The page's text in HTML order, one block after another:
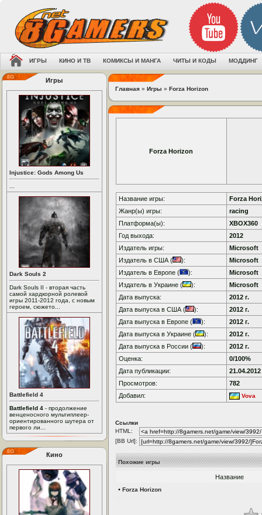
ИГРЫ КИНО И ТВ КОМИКСЫ И МАНГА ЧИТЫ И КОДЫ МОДДИНГ
Игры
Injustice: Gods Among Us
Dark Souls 2
Dark Souls II - вторая часть
самой хардкорной ролевой
игры 2011-2012 года, с новым
героем, сюжето...
Battlefield 4
Battlefield 4 - продолжение
венценосного мультиплеер-
ориентированного шутера от
первого ли...
Кино
Главная » Игры » Forza Horizon
Forza Horizon
Название игры:
Forza
Жанр(ы) игры:
racing
Платформа(ы):
XBOX360
Год выхода:
2012
Издатель игры:
Microsoft
Издатель в США (
):
Microsoft
Издатель в Европе (
):
Microsoft
Издатель в Украине (
):
Microsoft
Дата выпуска:
2012 г.
Дата выпуска в США (
):
2012 г.
Дата выпуска в Европе (
):
2012 г.
Дата выпуска в Украине (
):
2012 г.
Дата выпуска в России (
):
2012 г.
Оценка:
0/100%
Дата публикации:
21.04.2012
Просмотров:
782
Добавил:
Vova
Ссылки
HTML:
[BB Url]:
Похожие игры
Название
• Forza Horizon